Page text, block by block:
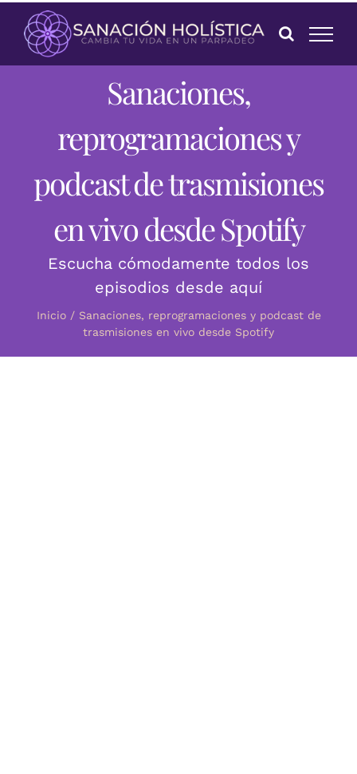
content
Sanaciones,
reprogramaciones y
podcast de trasmisiones
en vivo desde Spotify
Escucha cómodamente todos los
episodios desde aquí
Inicio / Sanaciones, reprogramaciones y podcast de
trasmisiones en vivo desde Spotify